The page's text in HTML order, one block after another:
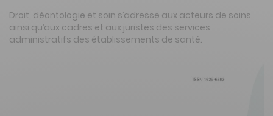
Droit, déontologie et soin s’adresse aux acteurs de soins
ainsi qu’aux cadres et aux juristes des services
administratifs des établissements de santé.